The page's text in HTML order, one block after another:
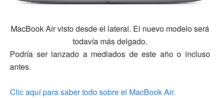
MacBook Air visto desde el lateral. El nuevo modelo será
todavía más delgado.
Podría ser lanzado a mediados de este año o incluso
antes.
Clic aquí para saber todo sobre el MacBook Air.